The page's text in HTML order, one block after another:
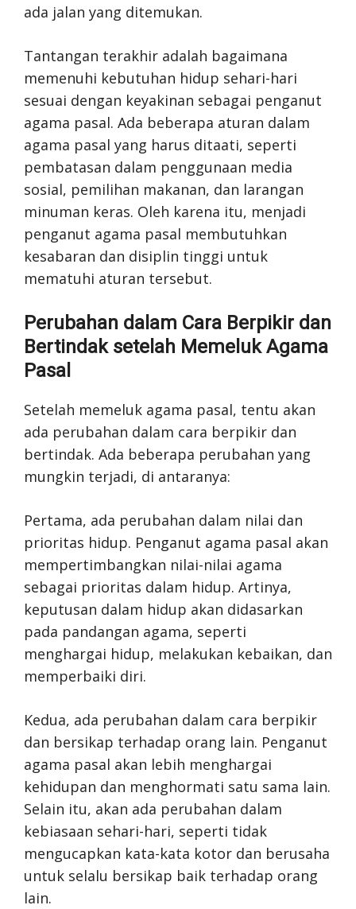
ada jalan yang ditemukan.
Tantangan terakhir adalah bagaimana
memenuhi kebutuhan hidup sehari-hari
sesuai dengan keyakinan sebagai penganut
agama pasal. Ada beberapa aturan dalam
agama pasal yang harus ditaati, seperti
pembatasan dalam penggunaan media
sosial, pemilihan makanan, dan larangan
minuman keras. Oleh karena itu, menjadi
penganut agama pasal membutuhkan
kesabaran dan disiplin tinggi untuk
mematuhi aturan tersebut.
Perubahan dalam Cara Berpikir dan
Bertindak setelah Memeluk Agama
Pasal
Setelah memeluk agama pasal, tentu akan
ada perubahan dalam cara berpikir dan
bertindak. Ada beberapa perubahan yang
mungkin terjadi, di antaranya:
Pertama, ada perubahan dalam nilai dan
prioritas hidup. Penganut agama pasal akan
mempertimbangkan nilai-nilai agama
sebagai prioritas dalam hidup. Artinya,
keputusan dalam hidup akan didasarkan
pada pandangan agama, seperti
menghargai hidup, melakukan kebaikan, dan
memperbaiki diri.
Kedua, ada perubahan dalam cara berpikir
dan bersikap terhadap orang lain. Penganut
agama pasal akan lebih menghargai
kehidupan dan menghormati satu sama lain.
Selain itu, akan ada perubahan dalam
kebiasaan sehari-hari, seperti tidak
mengucapkan kata-kata kotor dan berusaha
untuk selalu bersikap baik terhadap orang
lain.